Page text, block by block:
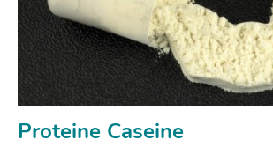
Proteine Caseine